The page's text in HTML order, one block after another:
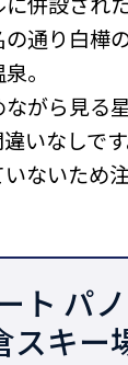
通り白樺
。
がら見る
いなしで
ないため
ト パ
スキー